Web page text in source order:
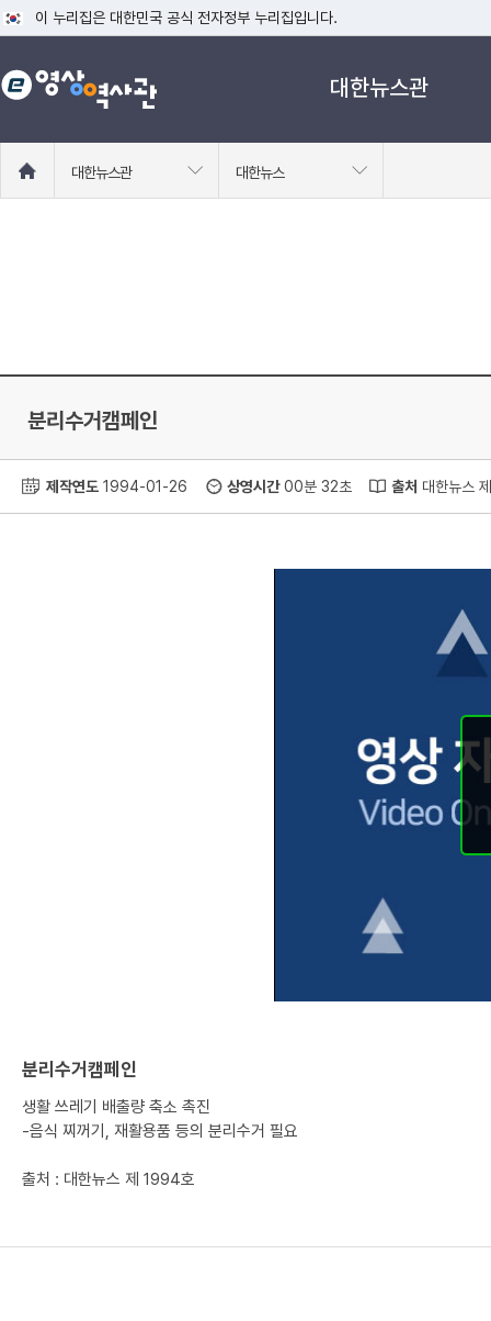
이 누리집은 대한민국 공식 전자정부 누리집입니다.
공식 누리집 주소 확인하기
go.kr 주소를 사용하는 누리집은 대한민국 정부기관이 관리하는 누리집입니
대한뉴스관
로
대한뉴스관 대한뉴스
분리수거캠페인
제작연도 1994-01-26 상영시간00분 32초 출처 대한뉴스
분리수거캠페인
생활 쓰레기 배출량 축소 촉진
-음식 찌꺼기, 재활용품 등의 분리수거 필요
출처 : 대한뉴스 제 1994호